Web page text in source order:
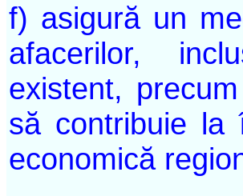
f) asigură un
afacerilor,
existent,
să contribuie la
economică